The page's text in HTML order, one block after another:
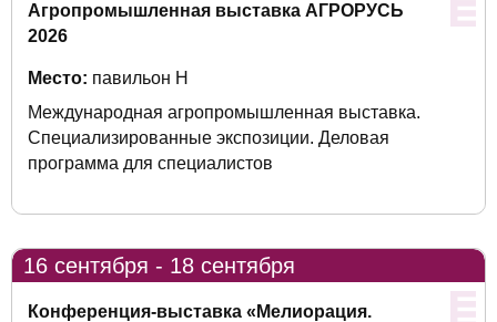
Агропромышленная выставка АГРОРУСЬ
2026
Место: павильон H
Международная агропромышленная выставка.
Специализированные экспозиции. Деловая
программа для специалистов
16 сентября - 18 сентября
Конференция-выставка «Мелиорация.